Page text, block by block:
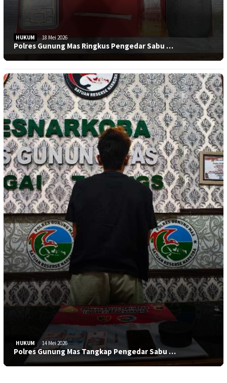
HUKUM 18 Mei 2026
Polres Gunung Mas Ringkus Pengedar Sabu …
HUKUM 14 Mei 2026
Polres Gunung Mas Tangkap Pengedar Sabu …